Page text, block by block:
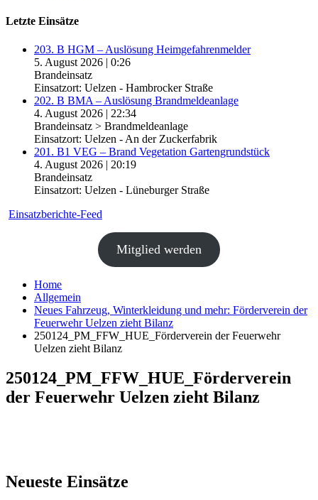
Letzte Einsätze
203. B HGM – Auslösung Heimgefahrenmelder
5. August 2026 | 0:26
Brandeinsatz
Einsatzort: Uelzen - Hambrocker Straße
202. B BMA – Auslösung Brandmeldeanlage
4. August 2026 | 22:34
Brandeinsatz > Brandmeldeanlage
Einsatzort: Uelzen - An der Zuckerfabrik
201. B1 VEG – Brand Vegetation Gartengrundstück
4. August 2026 | 20:19
Brandeinsatz
Einsatzort: Uelzen - Lüneburger Straße
Einsatzberichte-Feed
Mitglied werden
Home
Allgemein
Neues Fahrzeug, Winterkleidung und mehr: Förderverein der
Feuerwehr Uelzen zieht Bilanz
250124_PM_FFW_HUE_Förderverein der Feuerwehr
Uelzen zieht Bilanz
250124_PM_FFW_HUE_Förderverein
der Feuerwehr Uelzen zieht Bilanz
Neueste Einsätze